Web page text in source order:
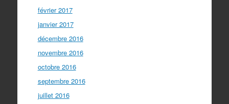
février 2017
janvier 2017
décembre 2016
novembre 2016
octobre 2016
septembre 2016
juillet 2016